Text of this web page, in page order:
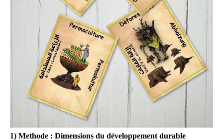
1) Methode : Dimensions du développement durable